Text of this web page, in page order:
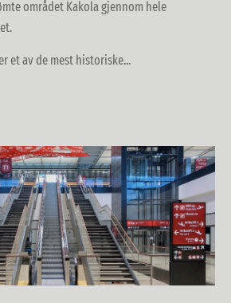
området Kakola gjennom hele
et av de mest historiske...